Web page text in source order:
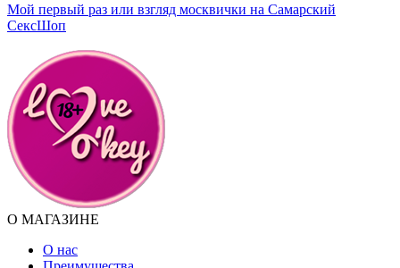
Мой первый раз или взгляд москвички на Самарский
СексШоп
О МАГАЗИНЕ
О нас